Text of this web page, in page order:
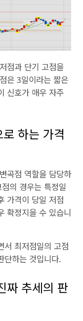
점과 단기 고점을
은 3일이라는 짧은
신호가 매우 자주
하는 가격
곡점 역할을 담당하
의 경우는 특정일
가격이 당일 저점
확정지을 수 있습니
서 최저점일의 고점
단하는 것입니다.
짜 추세의 판